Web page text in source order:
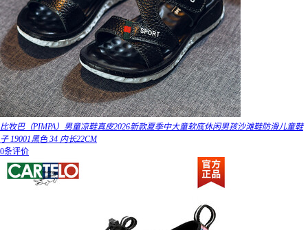
比牧巴（PIMPA）男童凉鞋真皮2026新款夏季中大童软底休闲男孩沙滩鞋防滑儿童鞋
子 19001黑色 34 内长22CM
0条评价